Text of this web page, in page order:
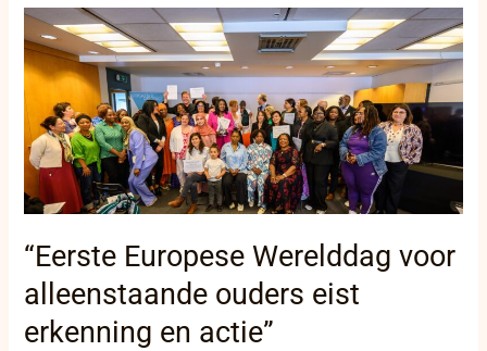
“Eerste Europese Werelddag voor
alleenstaande ouders eist
erkenning en actie”
“Eerste
Europese
Werelddag
voor
alleenstaande
ouders
eist
erkenning
en